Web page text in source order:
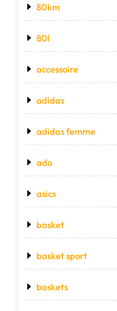
80km
80l
accessoire
adidas
adidas femme
ado
asics
basket
basket sport
baskets